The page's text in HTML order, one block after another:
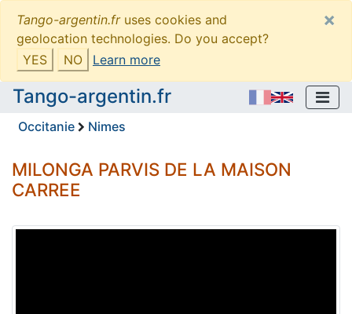
Tango-argentin.fruses cookies and
geolocation technologies. Do you accept?
YES
NO Learn more
×
Tango-argentin.fr
Occitanie Nimes
MILONGA PARVIS DE LA MAISON
CARREE